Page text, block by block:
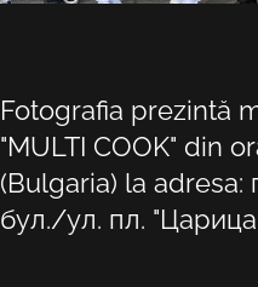
Fotografia prezintă
"MULTI COOK" din
(Bulgaria) la adresa:
бул./ул. пл.